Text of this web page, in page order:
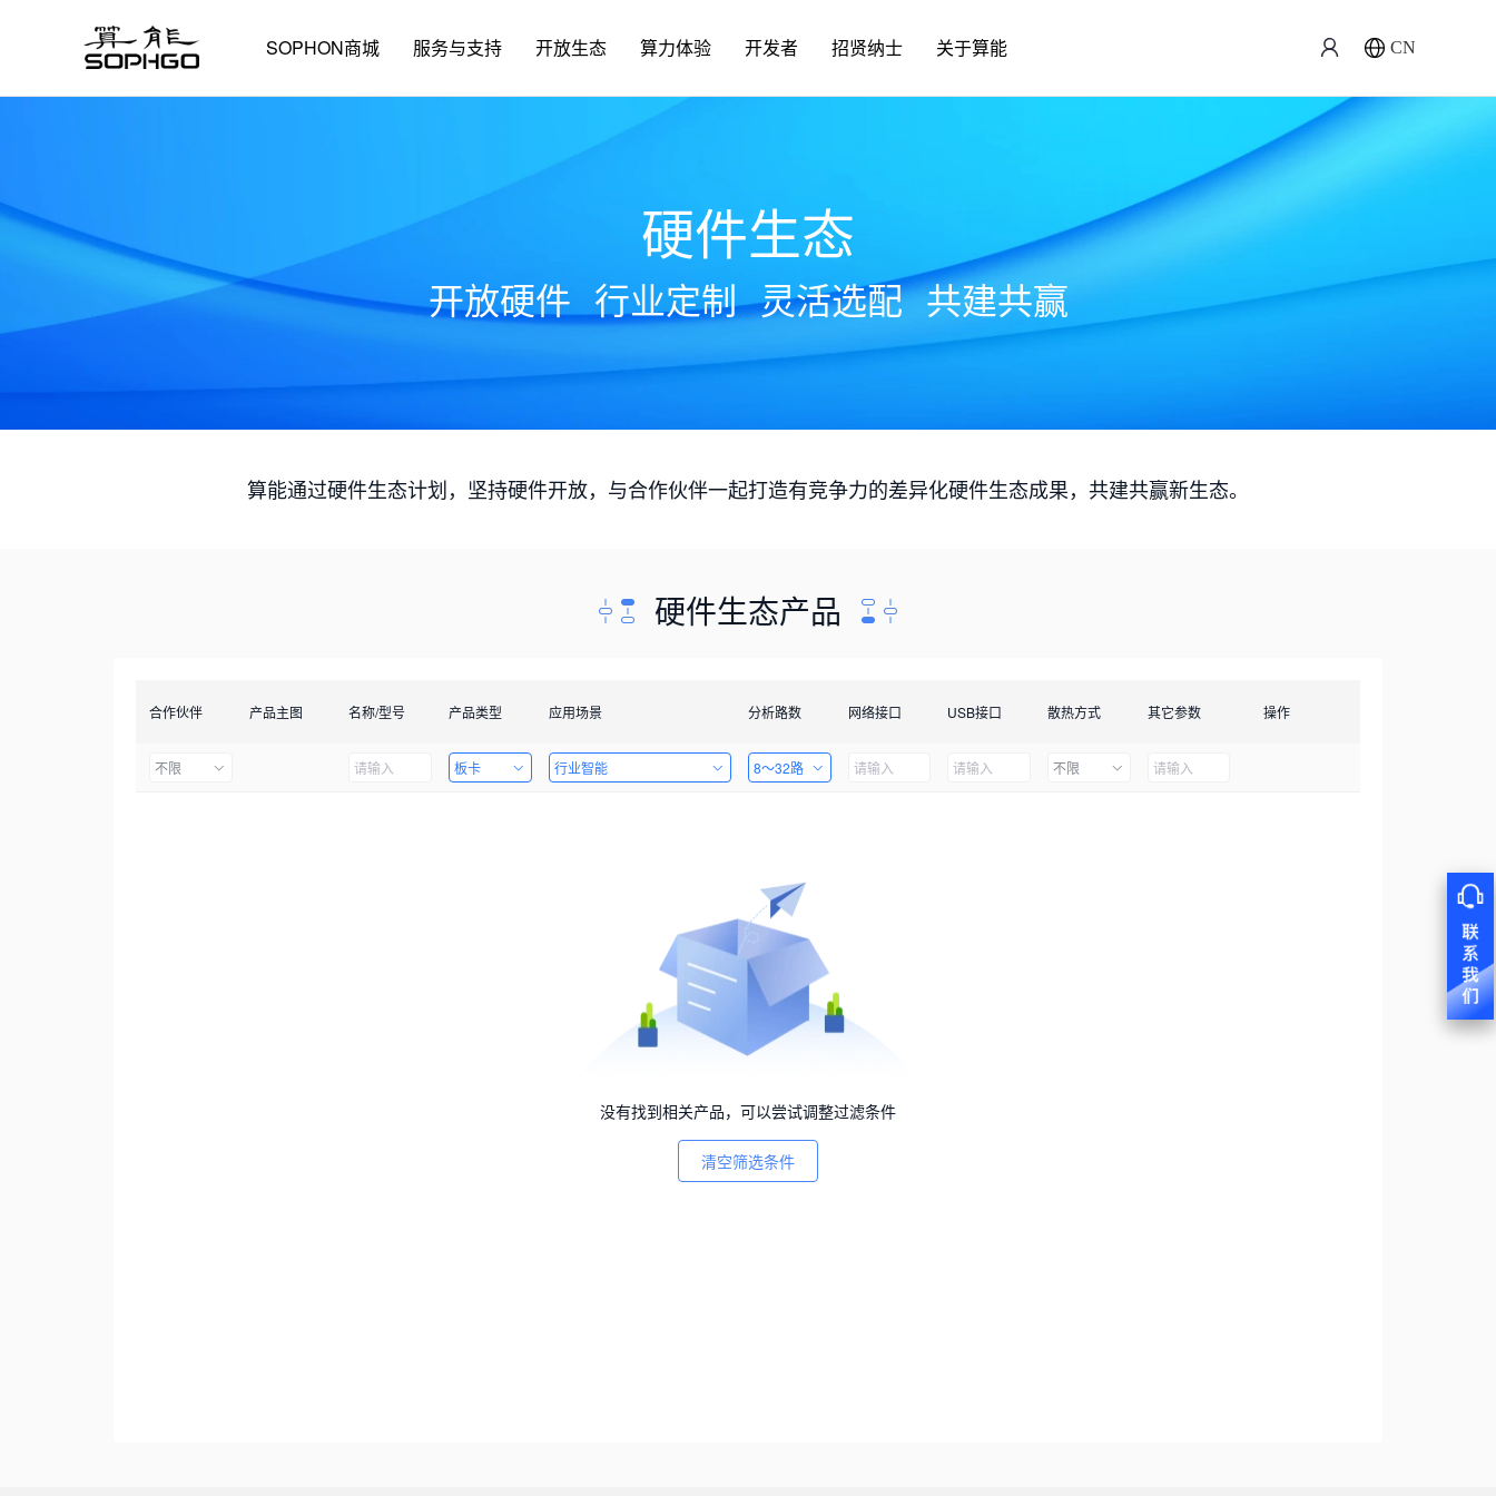
SOPHON商城 服务与支持 开放生态 算力体验 开发者 招贤纳士 关于算能 CN
硬件生态
开放硬件 行业定制 灵活选配 共建共赢
算能通过硬件生态计划，坚持硬件开放，与合作伙伴一起打造有竞争力的差异化硬件生态成果，共建共赢新生态。
硬件生态产品
合作伙伴 产品主图 名称/型号 产品类型 应用场景 分析路数 网络接口 USB接口 散热方式 其它参数 操作
不限 板卡 行业智能 8～32路 不限
没有找到相关产品，可以尝试调整过滤条件
清空筛选条件